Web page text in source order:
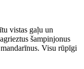
vistas gaļu un
šampinjonus
Visu rūpīgi